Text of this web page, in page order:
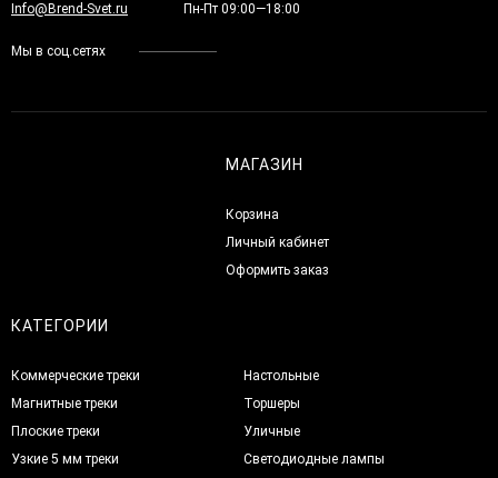
Info@Brend-Svet.ru Пн-Пт 09:00—18:00
Мы в соц.сетях
МАГАЗИН
Корзина
Личный кабинет
Оформить заказ
КАТЕГОРИИ
Коммерческие треки
Магнитные треки
Плоские треки
Узкие 5 мм треки
Настольные
Торшеры
Уличные
Светодиодные лампы